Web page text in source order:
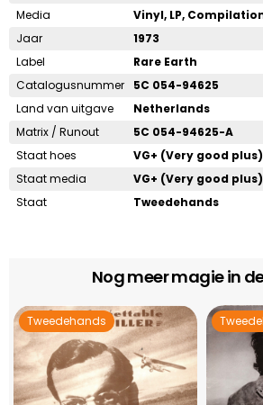
Media
Vinyl, LP,
Jaar
1973
Label
Rare Earth
Catalogusnummer
5C 054-94625
Land van uitgave
Netherlands
Matrix / Runout
5C 054-94625-A
Staat hoes
VG+ (Very good plus)
Staat media
VG+ (Very good plus)
Staat
Tweedehands
Nog meer magie in
Tweedehands